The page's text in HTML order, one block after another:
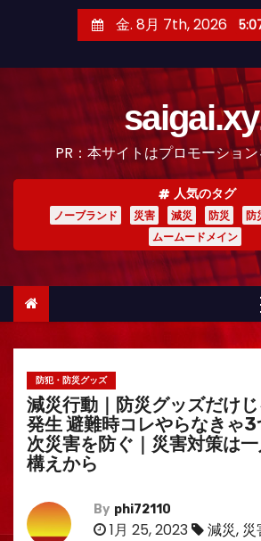
金. 8月 7th, 2026
PR：本サイトはプロモーショ
人気のタグ
ノーブランド 災害 減災 防災 防
ムームードメイン
防犯・防災グッズ
減災行動｜防災グッズだけ
発生 避難時コレやらなきゃ
次災害を防ぐ｜災害対策は
構えから
By phi72110
1月 25, 2023 減災, 災